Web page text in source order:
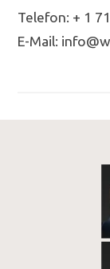
Telefon: + 1
E-Mail: